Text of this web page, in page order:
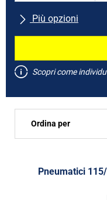
Più opzioni
Tutte le marche
Tipo di vettura
Run flat
Scopri come
Ordina per
Tipo di pneumatico
Pneumatici